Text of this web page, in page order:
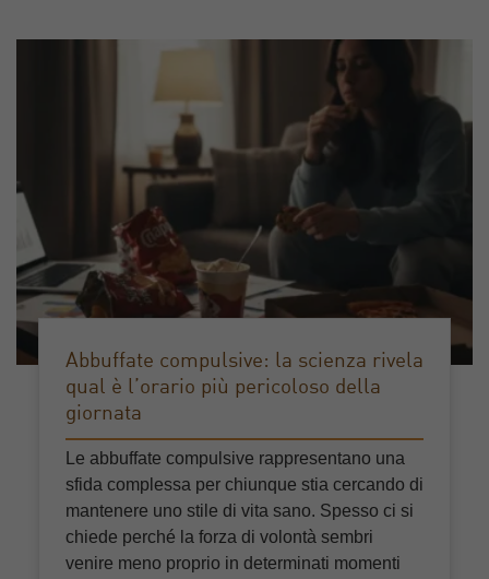
Abbuffate compulsive: la scienza rivela
qual è l’orario più pericoloso della
giornata
Le abbuffate compulsive rappresentano una
sfida complessa per chiunque stia cercando di
mantenere uno stile di vita sano. Spesso ci si
chiede perché la forza di volontà sembri
venire meno proprio in determinati momenti